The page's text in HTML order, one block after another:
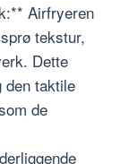
Airfryeren
tekstur,
Dette
den taktile
de